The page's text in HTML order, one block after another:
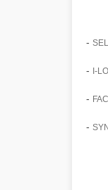
-
- I-
-
-